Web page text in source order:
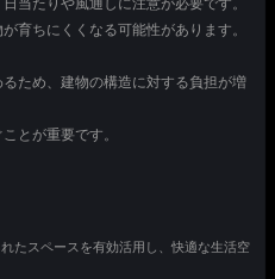
育ちにくくなる可能性があります。
ため、建物の構造に対する負担が増
とが重要です。
たスペースを有効活用し、快適な生活空